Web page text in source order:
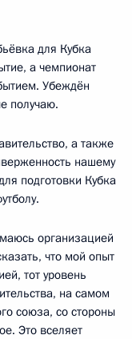
для Кубка
а чемпионат
Убеждён
получаю.
а также
нашему
подготовки Кубка
организацией
что мой опыт
тот уровень
на самом
союза, со стороны
Это вселяет